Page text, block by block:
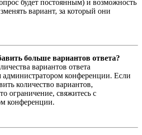
будет постоянным) и возможность
вариант, за который они
больше вариантов ответа?
вариантов ответа
администратором конференции. Если
количество вариантов,
ограничение, свяжитесь с
конференции.